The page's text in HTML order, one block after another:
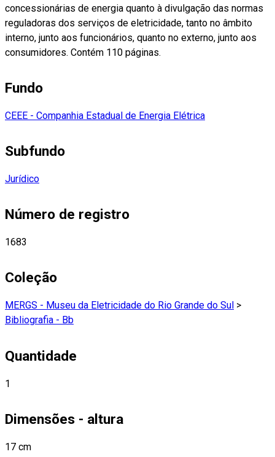
concessionárias de energia quanto à divulgação das normas
reguladoras dos serviços de eletricidade, tanto no âmbito
interno, junto aos funcionários, quanto no externo, junto aos
consumidores. Contém 110 páginas.
Fundo
CEEE - Companhia Estadual de Energia Elétrica
Subfundo
Jurídico
Número de registro
1683
Coleção
MERGS - Museu da Eletricidade do Rio Grande do Sul >
Bibliografia - Bb
Quantidade
1
Dimensões - altura
17 cm